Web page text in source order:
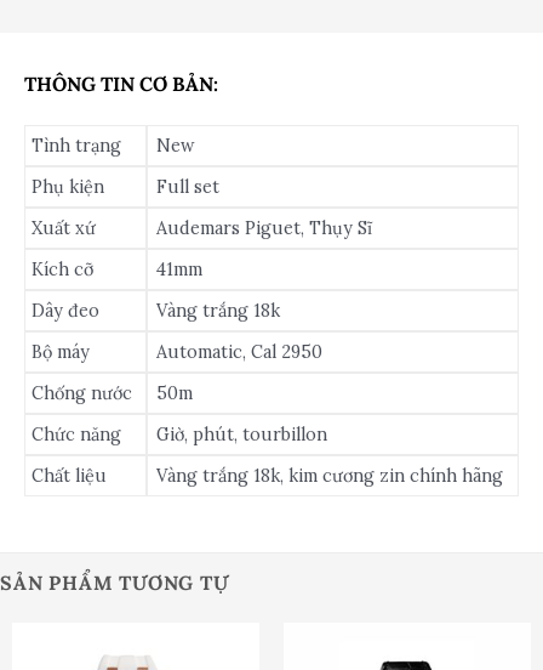
THÔNG TIN CƠ BẢN:
Tình trạng
New
Phụ kiện
Full set
Xuất xứ
Audemars Piguet, Thụy Sĩ
Kích cỡ
41mm
Dây đeo
Vàng trắng 18k
Bộ máy
Automatic, Cal 2950
Chống nước
50m
Chức năng
Giờ, phút, tourbillon
Chất liệu
Vàng trắng 18k, kim cương zin chính hãng
SẢN PHẨM TƯƠNG TỰ